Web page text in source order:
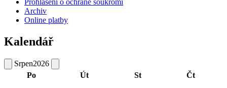
Prohlášení o ochraně soukromí
Archiv
Online platby
Kalendář
Srpen2026
Po
Út St Čt